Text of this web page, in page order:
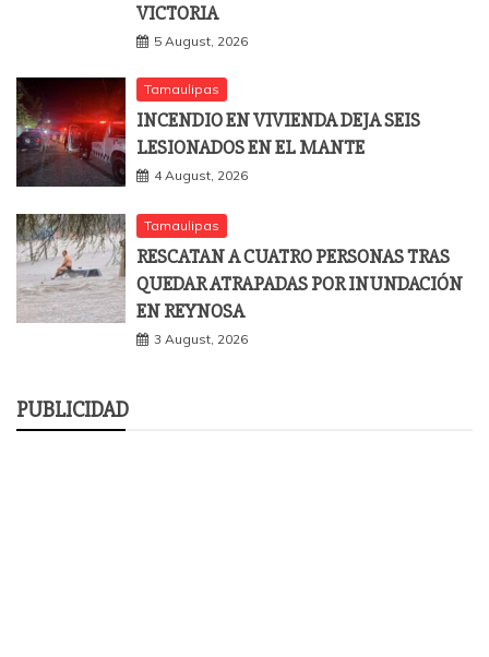
VICTORIA
5 August, 2026
Tamaulipas
INCENDIO EN VIVIENDA DEJA SEIS
LESIONADOS EN EL MANTE
4 August, 2026
Tamaulipas
RESCATAN A CUATRO PERSONAS TRAS
QUEDAR ATRAPADAS POR INUNDACIÓN
EN REYNOSA
3 August, 2026
PUBLICIDAD